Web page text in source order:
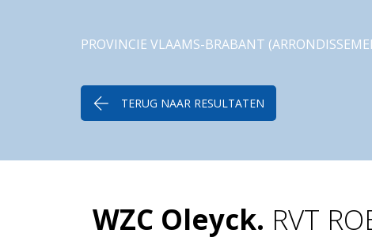
PROVINCIE VLAAMS-BRABANT
TERUG NAAR RESULTATEN
WZC Oleyck. RVT